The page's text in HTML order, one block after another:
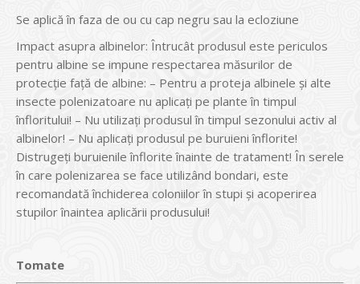
Se aplică în faza de ou cu cap negru sau la ecloziune
Impact asupra albinelor: Întrucât produsul este periculos
pentru albine se impune respectarea măsurilor de
protecţie faţă de albine: – Pentru a proteja albinele şi alte
insecte polenizatoare nu aplicaţi pe plante în timpul
înfloritului! – Nu utilizaţi produsul în timpul sezonului activ al
albinelor! – Nu aplicaţi produsul pe buruieni înflorite!
Distrugeţi buruienile înflorite înainte de tratament! În serele
în care polenizarea se face utilizând bondari, este
recomandată închiderea coloniilor în stupi şi acoperirea
stupilor înaintea aplicării produsului!
Tomate